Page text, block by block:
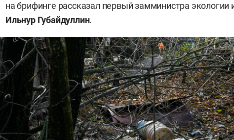
на брифинге рассказал первый замминистра экологии
Ильнур Губайдуллин.